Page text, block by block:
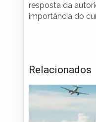
resposta da
importância do
Relacionados